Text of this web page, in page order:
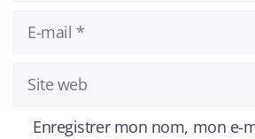
Site
Enregistrer mon nom, mon e-